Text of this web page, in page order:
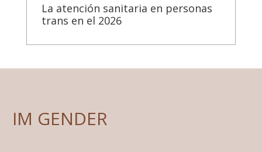
La atención sanitaria en personas
trans en el 2026
IM GENDER